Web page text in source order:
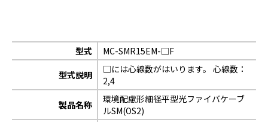
型式
MC-SMR15EM-□F
型式説明
□には心線数がはいります。 心線数：
2,4
製品名称
環境配慮形細径平型光ファイバケーブ
ルSM(OS2)